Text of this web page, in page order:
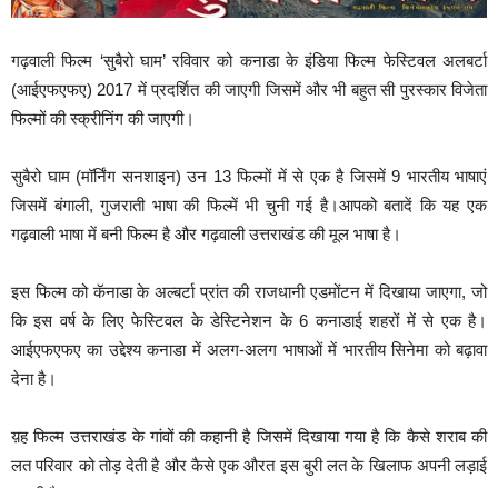
गढ़वाली फिल्म ‘सुबैरो घाम’ रविवार को कनाडा के इंडिया फिल्म फेस्टिवल अलबर्टा
(आईएफएफए) 2017 में प्रदर्शित की जाएगी जिसमें और भी बहुत सी पुरस्कार विजेता
फिल्मों की स्क्रीनिंग की जाएगी।
सुबैरो घाम (मॉर्निंग सनशाइन) उन 13 फिल्मों में से एक है जिसमें 9 भारतीय भाषाएं
जिसमें बंगाली, गुजराती भाषा की फिल्में भी चुनी गई है।आपको बतादें कि यह एक
गढ़वाली भाषा में बनी फिल्म है और गढ़वाली उत्तराखंड की मूल भाषा है।
इस फिल्म को कॅनाडा के अल्बर्टा प्रांत की राजधानी एडमोंटन में दिखाया जाएगा, जो
कि इस वर्ष के लिए फेस्टिवल के डेस्टिनेशन के 6 कनाडाई शहरों में से एक है।
आईएफएफए का उद्देश्य कनाडा में अलग-अलग भाषाओं में भारतीय सिनेमा को बढ़ावा
देना है।
य़ह फिल्म उत्तराखंड के गांवों की कहानी है जिसमें दिखाया गया है कि कैसे शराब की
लत परिवार को तोड़ देती है और कैसे एक औरत इस बुरी लत के खिलाफ अपनी लड़ाई